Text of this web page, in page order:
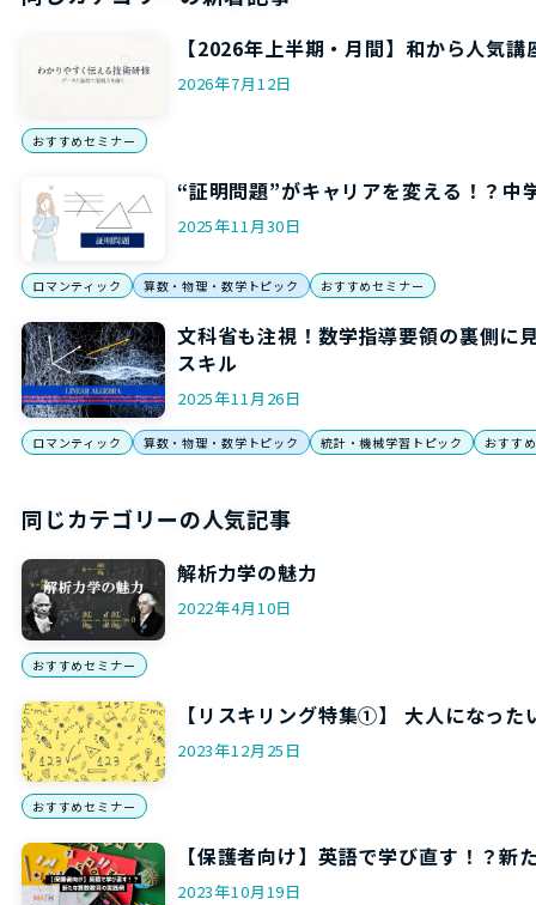
【2026年上半期・月間】和から人気
2026年7月12日
おすすめセミナー
“証明問題”がキャリアを変える！？中
2025年11月30日
ロマンティック 算数・物理・数学トピック おすすめセミナー
文科省も注視！数学指導要領の裏側に
スキル
2025年11月26日
ロマンティック 算数・物理・数学トピック 統計・機械学習トピック おすす
同じカテゴリーの人気記事
解析力学の魅力
2022年4月10日
おすすめセミナー
【リスキリング特集①】 大人になっ
2023年12月25日
おすすめセミナー
【保護者向け】英語で学び直す！？新
2023年10月19日